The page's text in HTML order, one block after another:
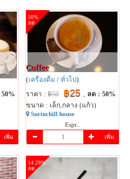
เพิ่ม
50%
ลด
Coffee
(เครื่องดื่ม / ทั่วไป)
ราคา : ฿50 ฿25 , ลด : 50%
ขนาด : เล็ก,กลาง (แก้ว)
Surinchill house
Espr...
เพิ่ม
14.29%
ลด